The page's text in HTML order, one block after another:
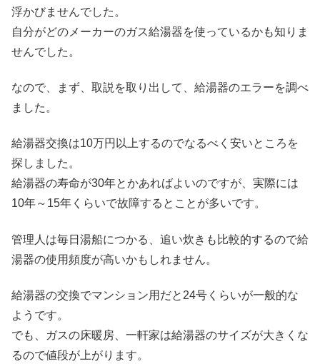
浮かびませんでした。
自分がどのメーカーのガス給湯器を使っているかも知りま
せんでした。
なので、まず、取説を取り出して、給湯器のエラーを調べ
ました。
給湯器交換は10万円以上するのでなるべく安いところを
探しました。
給湯器の寿命が30年とかあればよいのですが、実際には
10年～15年くらいで故障するとことが多いです。
管理人は毎日湯船につかる、追い炊きも比較的するので給
湯器の使用頻度が高いかもしれません。
給湯器の交換でマンション用だと24号くらいが一般的な
ようです。
でも、ガスの床暖房、一軒家は給湯器のサイズが大きくな
るので値段が上がります。